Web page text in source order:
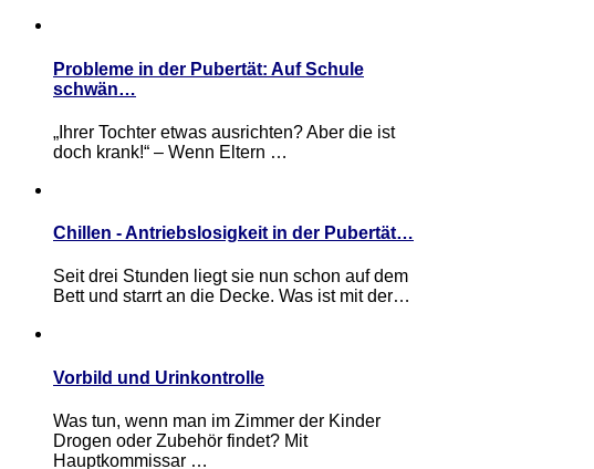
Probleme in der Pubertät: Auf Schule
schwän…
„Ihrer Tochter etwas ausrichten? Aber die ist
doch krank!“ – Wenn Eltern …
Chillen - Antriebslosigkeit in der Pubertät…
Seit drei Stunden liegt sie nun schon auf dem
Bett und starrt an die Decke. Was ist mit der…
Vorbild und Urinkontrolle
Was tun, wenn man im Zimmer der Kinder
Drogen oder Zubehör findet? Mit
Hauptkommissar …